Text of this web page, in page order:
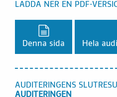
LADDA NER EN PDF-
Ladda ner en
Denna sida
Hela
AUDITERINGENS
AUDITERINGEN